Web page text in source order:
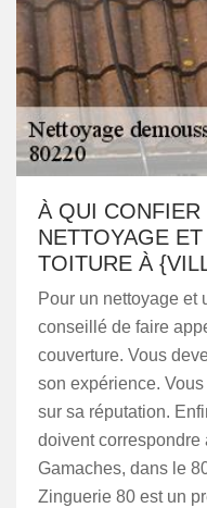
À QUI CONFIER
NETTOYAGE
TOITURE À
Pour un nettoyage et
conseillé de faire
couverture. Vous
son expérience.
sur sa réputation.
doivent correspondre
Gamaches, dans le
Zinguerie 80 est un